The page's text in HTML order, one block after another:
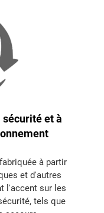
et à
à partir
et d'autres
l'accent sur les
tels que